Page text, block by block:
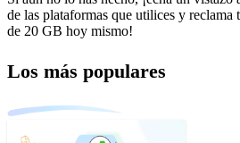
de las plataformas que utilices y reclama
de 20 GB hoy mismo!
Los más populares